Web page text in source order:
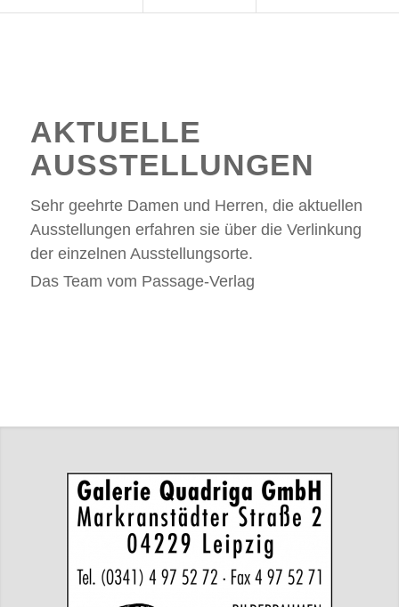
AKTUELLE
AUSSTELLUNGEN
Sehr geehrte Damen und Herren, die aktuellen
Ausstellungen erfahren sie über die Verlinkung
der einzelnen Ausstellungsorte.
Das Team vom Passage-Verlag